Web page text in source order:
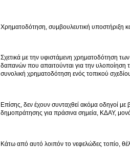
Χρηματοδότηση, συμβουλευτική υποστήριξη
Σχετικά με την υφιστάμενη χρηματοδότηση
δαπανών που απαιτούνται για την υλοποίηση
συνολική χρηματοδότηση ενός τοπικού
Επίσης, δεν έχουν συνταχθεί ακόμα οδηγοί με
δημοπράτησης για πράσινα σημεία, ΚΔΑΥ,
Κάτω από αυτό λοιπόν το νεφελώδες τοπίο,